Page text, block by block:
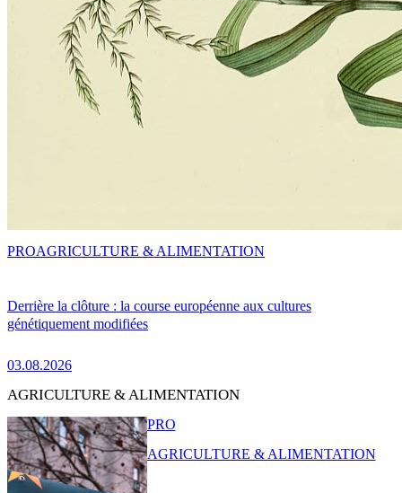
Derrière la clôture : la course européenne aux cultures
génétiquement modifiées
03.08.2026
PROAGRICULTURE & ALIMENTATION
AGRICULTURE & ALIMENTATION
PRO
AGRICULTURE & ALIMENTATION